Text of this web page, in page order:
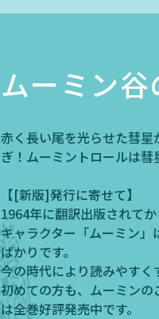
コミックス
ムーミン谷
赤く長い尾を光らせた彗星
ぎ！ムーミントロールは
【[新版]発行に寄せて】
1964年に翻訳出版されて
キャラクター「ムーミン
ばかりです。
今の時代により読みやすく
初めての方も、ムーミン
は全巻好評発売中です。